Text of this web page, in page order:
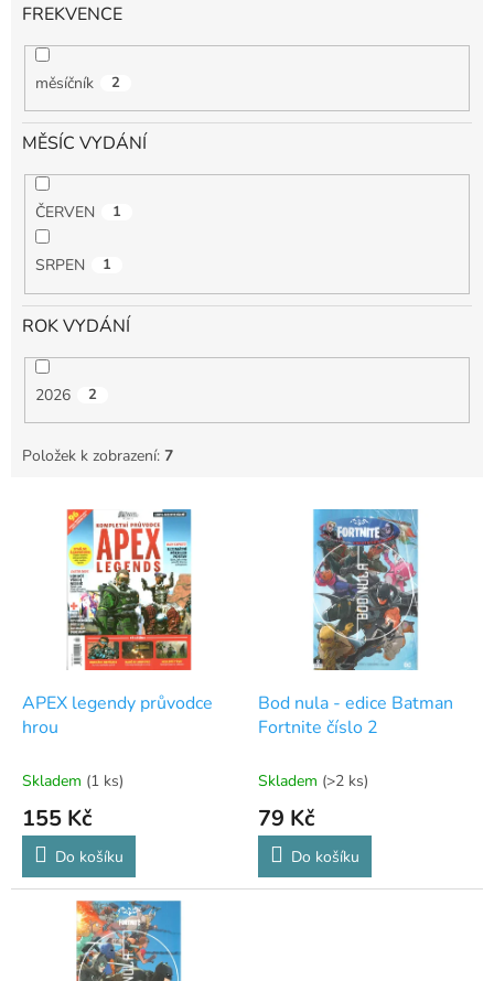
FREKVENCE
měsíčník 2
MĚSÍC VYDÁNÍ
ČERVEN 1
SRPEN 1
ROK VYDÁNÍ
2026 2
Položek k zobrazení: 7
dAPEX legendy průvodce
hrou
Skladem (1 ks)
155 Kč
Do košíku
Bod nula - edice Batman
Fortnite číslo 2
Skladem (>2 ks)
79 Kč
Do košíku